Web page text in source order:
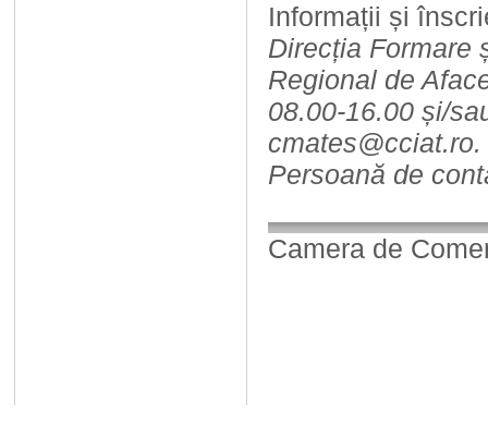
Informații și
Direcția Formare
Regional de
08.00-16.00 și/
cmates@cciat.ro.
Persoană de
Camera de